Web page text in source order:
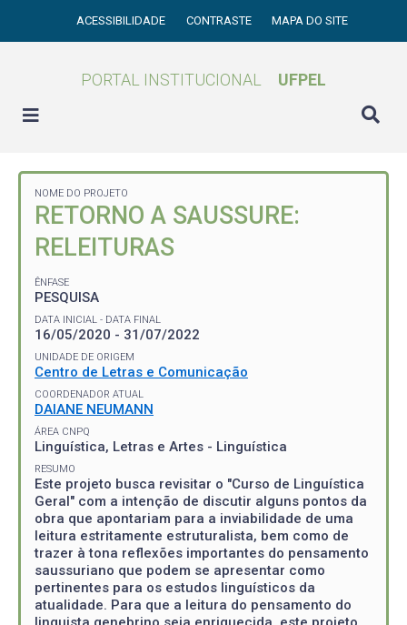
ACESSIBILIDADE CONTRASTE MAPA DO SITE
PORTAL INSTITUCIONAL UFPEL
NOME DO PROJETO
RETORNO A SAUSSURE:
RELEITURAS
ÊNFASE
PESQUISA
DATA INICIAL - DATA FINAL
16/05/2020 - 31/07/2022
UNIDADE DE ORIGEM
Centro de Letras e Comunicação
COORDENADOR ATUAL
DAIANE NEUMANN
ÁREA CNPQ
Linguística, Letras e Artes - Linguística
RESUMO
Este projeto busca revisitar o "Curso de Linguística
Geral" com a intenção de discutir alguns pontos da
obra que apontariam para a inviabilidade de uma
leitura estritamente estruturalista, bem como de
trazer à tona reflexões importantes do pensamento
saussuriano que podem se apresentar como
pertinentes para os estudos linguísticos da
atualidade. Para que a leitura do pensamento do